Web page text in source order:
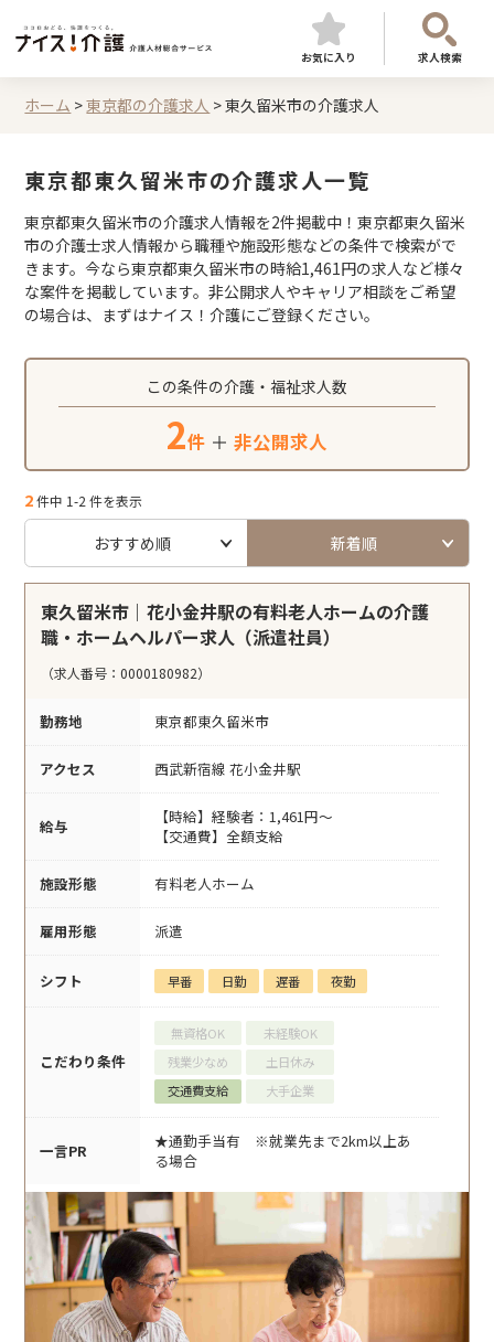
お気に入り 求人検索
ホーム >東京都の介護求人 >東久留米市の介護求人
東京都東久留米市の介護求人一覧
東京都東久留米市の介護求人情報を2件掲載中！東京都東久留米
市の介護士求人情報から職種や施設形態などの条件で検索がで
きます。今なら東京都東久留米市の時給1,461円の求人など様々
な案件を掲載しています。非公開求人やキャリア相談をご希望
の場合は、まずはナイス！介護にご登録ください。
この条件の介護・福祉求人数
2件 ＋ 非公開求人
2件中 1-2 件を表示
おすすめ順 新着順
東久留米市｜花小金井駅の有料老人ホームの介護
職・ホームヘルパー求人（派遣社員）
（求人番号：0000180982）
勤務地 東京都東久留米市
アクセス 西武新宿線 花小金井駅
給与
【時給】経験者：1,461円～
【交通費】全額支給
施設形態 有料老人ホーム
雇用形態 派遣
シフト 早番 日勤 遅番 夜勤
こだわり条件
無資格OK
未経験OK
残業少なめ
土日休み
交通費支給
大手企業
一言PR
★通勤手当有 ※就業先まで2km以上あ
る場合